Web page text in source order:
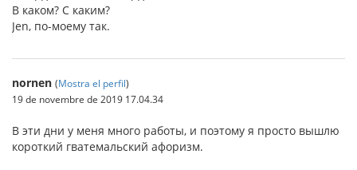
В каком? С каким?
Jen, по-моему так.
nornen (Mostra el perfil)
19 de novembre de 2019 17.04.34
В эти дни у меня много работы, и поэтому я просто вышлю
короткий гватемальский афоризм.